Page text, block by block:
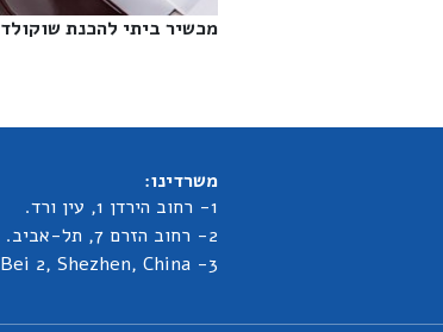
מכשיר ביתי להכנת שוקולד‎
משרדינו:
1- רחוב הירדן 1, עין ורד.
2- רחוב הזרם 7, תל-אביב.
3- DunBei 2, Shezhen, China